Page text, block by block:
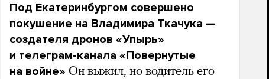
Под Екатеринбургом совершено
покушение на Владимира Ткачука —
создателя дронов «Упырь»
и телеграм-канала «Повернутые
на войне» Он выжил, но водитель его